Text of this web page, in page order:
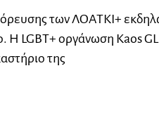
των ΛΟΑΤΚΙ+
Η LGBT+ οργάνωση Kaos
της